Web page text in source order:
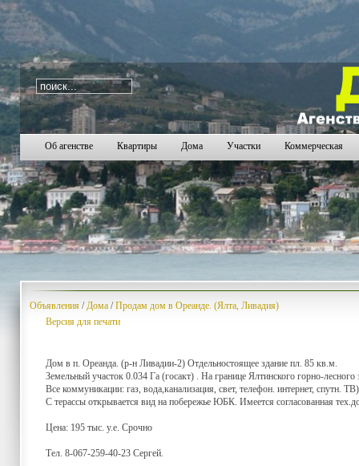
i=334
20132014 2015 2017 2018 2019
Об агенстве Квартиры Дома Участки Коммерческая
Объявления /Дома /Продам дом в Ореанде. (Ялта, Ливадия)
Версия для печати
Дом в п. Ореанда. (р-н Ливадии-2) Отдельностоящее здание пл. 85 кв.м.
Земельный участок 0.034 Га (госакт) . На границе Ялтинского горно-лесного
Все коммуникации: газ, вода,канализация, свет, телефон. интернет, спутн.
С терассы открывается вид на побережье ЮБК. Имеется согласованная
Цена: 195 тыс. у.е. Срочно
Тел. 8-067-259-40-23 Сергей.